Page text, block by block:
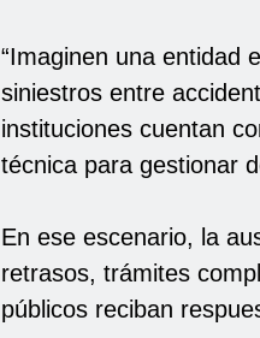
“Imaginen una entidad
siniestros entre
instituciones cuentan
técnica para gestionar
En ese escenario, la
retrasos, trámites
públicos reciban